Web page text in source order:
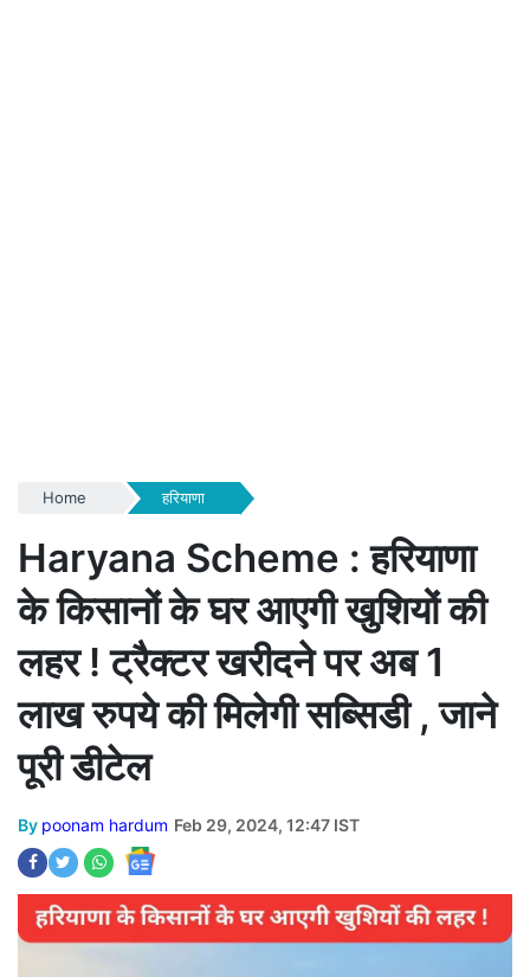
Home हरियाणा
Haryana Scheme : हरियाणा
के किसानों के घर आएगी खुशियों की
लहर ! ट्रैक्टर खरीदने पर अब 1
लाख रुपये की मिलेगी सब्सिडी , जाने
पूरी डीटेल
By poonam hardum Feb 29, 2024, 12:47 IST